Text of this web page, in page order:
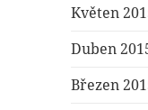
Květen
Duben
Březen